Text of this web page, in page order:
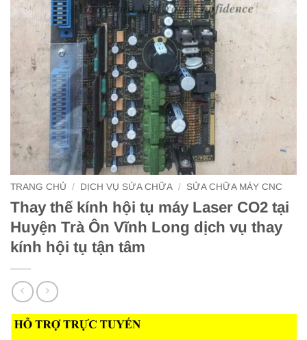
TRANG CHỦ / DỊCH VỤ SỬA CHỮA / SỬA CHỮA MÁY CNC
Thay thế kính hội tụ máy Laser CO2 tại
Huyện Trà Ôn Vĩnh Long dịch vụ thay
kính hội tụ tận tâm